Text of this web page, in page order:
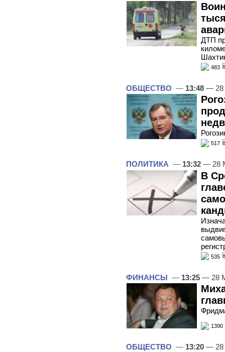
ДТП
483
ОБЩЕСТВО — 13:48 — 28
517
ПОЛИТИКА — 13:32 — 28
В
535
ФИНАНСЫ — 13:25 — 28
1390
ОБЩЕСТВО — 13:20 — 28